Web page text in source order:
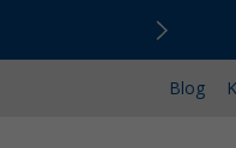
Blog